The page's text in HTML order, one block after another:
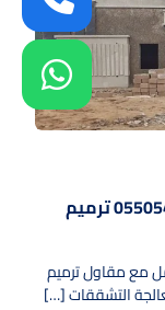
مقاول ترميم واجهات الرياض ت : 0550546915 ترميم
مع مقاول ترميم
التشققات […]